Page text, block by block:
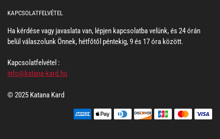
KAPCSOLATFELVÉTEL
Ha kérdése vagy javaslata van, lépjen kapcsolatba velünk, és 24 órán
belül válaszolunk Önnek, hétfőtől péntekig, 9 és 17 óra között.
Kapcsolatfelvétel :
info@katana-kard.hu
© 2025 Katana Kard